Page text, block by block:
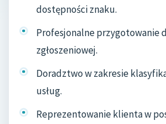
dostępności znaku.
Profesjonalne przygotowanie
zgłoszeniowej.
Doradztwo w zakresie
usług.
Reprezentowanie klienta w